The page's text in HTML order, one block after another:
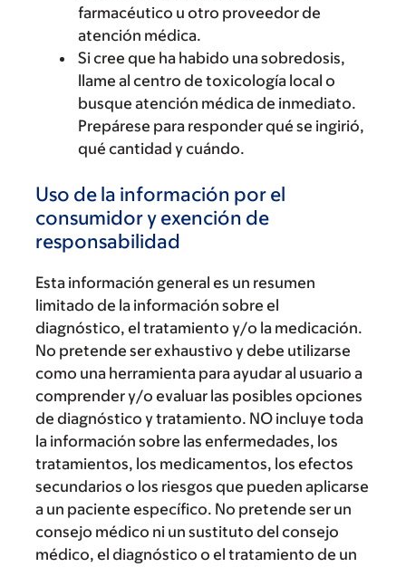
farmacéutico u otro proveedor de
atención médica.
Si cree que ha habido una sobredosis,
llame al centro de toxicología local o
busque atención médica de inmediato.
Prepárese para responder qué se ingirió,
qué cantidad y cuándo.
Uso de la información por el
consumidor y exención de
responsabilidad
Esta información general es un resumen
limitado de la información sobre el
diagnóstico, el tratamiento y/o la medicación.
No pretende ser exhaustivo y debe utilizarse
como una herramienta para ayudar al usuario a
comprender y/o evaluar las posibles opciones
de diagnóstico y tratamiento. NO incluye toda
la información sobre las enfermedades, los
tratamientos, los medicamentos, los efectos
secundarios o los riesgos que pueden aplicarse
a un paciente específico. No pretende ser un
consejo médico ni un sustituto del consejo
médico, el diagnóstico o el tratamiento de un